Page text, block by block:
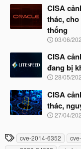
đ
ầ
u
à
b
ắ
t
ầ
u
CISA
thác,
thống
N
à
b
ắ
đ
ầ
u
03/06/
CISA
đang bị
N
à
y
b
ắ
đ
ầ
28/05/
CISA
thác,
N
y
b
27/04/
Tcve-2014-6352